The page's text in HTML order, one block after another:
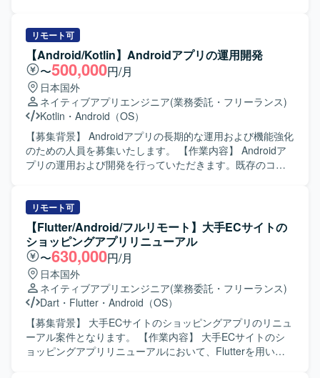
しいです。 【ポジションの魅力】 WebとAndroidネイティ
ブ双方の開発に携わることで、フルスタック寄りのスキル
を身につけることができます。自治体やヘルスケア領域な
ど社会貢献性の高いプロダクトに関わりながら、設計から
運用まで一連の開発プロセスを経験できる環境です。 【開
発環境】 Kotlinを中心としたAndroidネイティブアプリ開発
に加え、PHP／Node.jsによるバックエンド開発、MySQL／
PostgreSQLなどのRDBを用いたシステム構成です。Gitを用
いたチーム開発を行い、Firebaseや各種クラウドサービス
と連携したアプリケーション開発を実施しています。
担当していただきます。また、チームメンバーや他チーム
と連携しながら、仕様調整やレビュー対応も行っていただ
きます。 【求める人物像】 チーム開発を前提に円滑なコミ
ュニケーションが取れ、自ら課題を発見し改善提案ができ
る方を求めています。既存の設計やテスト方針を尊重しつ
つ、より良いアーキテクチャや開発プロセスを意識して取
り組める方が望ましいです。 【ポジションの魅力】 コンシ
ューマ向け婚活アプリの開発に携わることで、多くのユー
ザーに影響力のあるサービス開発経験を積むことができま
す。既存プロダクトのエンハンス開発を通じて、アーキテ
けネイティブアプリ開発環境にて、Kotlin/JavaおよびGitを
用いたチーム開発を行います。アーキテクチャはClean
Architectureを意識した構成となっている想定です。
リモート可
【Android/Kotlin】Androidアプリの運用開発
〜500,000円/月
日本国外
ネイティブアプリエンジニア(業務委託・フリーランス)
Kotlin ・ Android（OS）
【募集背景】 Androidアプリの長期的な運用および機能強化
のための人員を募集いたします。 【作業内容】 Androidア
プリの運用および開発を行っていただきます。既存のコー
る方を求めております。協調性を持ち、円滑なコミュニケ
ーションができる方を歓迎いたします。既存のコードに対
して主体的に改善提案ができる方にご活躍いただけます。
【ポジションの魅力】 長期的な運用と開発を通じて、
Androidアプリケーションの改善サイクルを継続的に経験で
きる環境です。既存コードの改善提案を行うことで、設計
や品質向上に深く関わることができます。 【開発環境】
Androidアプリケーション開発環境にて、MVVMアーキテク
チャに沿った開発を行います。
リモート可
【Flutter/Android/フルリモート】大手ECサイトの
ショッピングアプリリニューアル
〜630,000円/月
日本国外
ネイティブアプリエンジニア(業務委託・フリーランス)
Dart ・ Flutter ・ Android（OS）
【募集背景】 大手ECサイトのショッピングアプリのリニュ
ーアル案件となります。 【作業内容】 大手ECサイトのシ
ョッピングアプリリニューアルにおいて、Flutterを用いた